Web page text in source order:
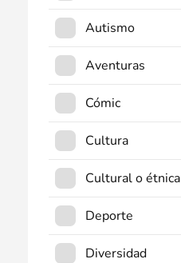
Autismo
Aventuras
Cómic
Cultura
Cultural o étnica
Deporte
Diversidad